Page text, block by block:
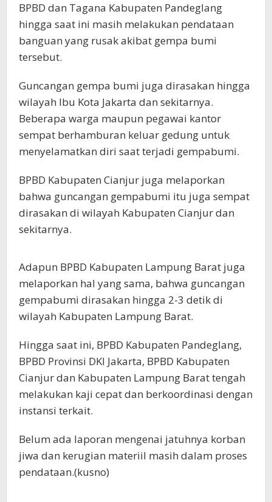
BPBD dan Tagana Kabupaten Pandeglang
hingga saat ini masih melakukan pendataan
banguan yang rusak akibat gempa bumi
tersebut.
Guncangan gempa bumi juga dirasakan hingga
wilayah Ibu Kota Jakarta dan sekitarnya.
Beberapa warga maupun pegawai kantor
sempat berhamburan keluar gedung untuk
menyelamatkan diri saat terjadi gempabumi.
BPBD Kabupaten Cianjur juga melaporkan
bahwa guncangan gempabumi itu juga sempat
dirasakan di wilayah Kabupaten Cianjur dan
sekitarnya.
Adapun BPBD Kabupaten Lampung Barat juga
melaporkan hal yang sama, bahwa guncangan
gempabumi dirasakan hingga 2-3 detik di
wilayah Kabupaten Lampung Barat.
Hingga saat ini, BPBD Kabupaten Pandeglang,
BPBD Provinsi DKI Jakarta, BPBD Kabupaten
Cianjur dan Kabupaten Lampung Barat tengah
melakukan kaji cepat dan berkoordinasi dengan
instansi terkait.
Belum ada laporan mengenai jatuhnya korban
jiwa dan kerugian materiil masih dalam proses
pendataan.(kusno)